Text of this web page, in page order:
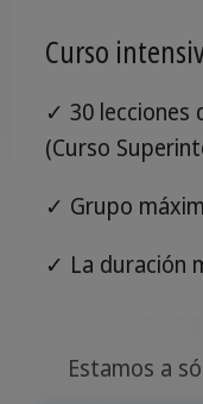
Curso
✓ 30 lecciones
(Curso
✓ Grupo
✓ La duración
Estamos a